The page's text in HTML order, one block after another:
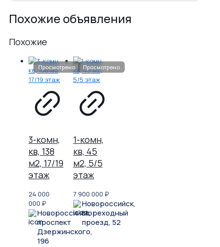
Похожие объявления
Похожие
3-комн,
кв, 138
м2, 17/19
этаж
24 000
000 ₽
Новороссийск,
проспект
Дзержинского,
196
1-комн,
кв, 45
м2, 5/5
этаж
7 900 000 ₽
Новороссийск,
Мореходный
проезд, 52